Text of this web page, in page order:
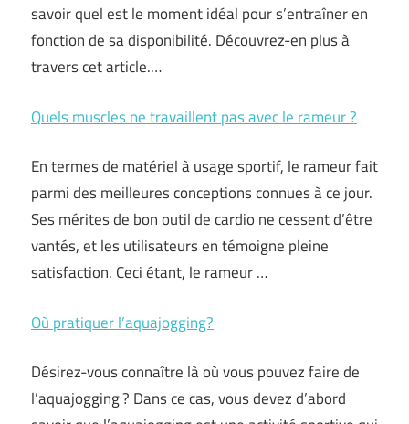
savoir quel est le moment idéal pour s’entraîner en
fonction de sa disponibilité. Découvrez-en plus à
travers cet article.…
Quels muscles ne travaillent pas avec le rameur ?
En termes de matériel à usage sportif, le rameur fait
parmi des meilleures conceptions connues à ce jour.
Ses mérites de bon outil de cardio ne cessent d’être
vantés, et les utilisateurs en témoigne pleine
satisfaction. Ceci étant, le rameur …
Où pratiquer l’aquajogging?
Désirez-vous connaître là où vous pouvez faire de
l’aquajogging ? Dans ce cas, vous devez d’abord